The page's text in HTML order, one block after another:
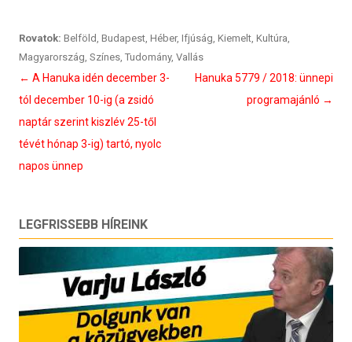
Rovatok: Belföld, Budapest, Héber, Ifjúság, Kiemelt, Kultúra,
Magyarország, Színes, Tudomány, Vallás
Bejegyzés
navigáció
← A Hanuka idén december 3-
tól december 10-ig (a zsidó
naptár szerint kiszlév 25-től
tévét hónap 3-ig) tartó, nyolc
napos ünnep
Hanuka 5779 / 2018: ünnepi
programajánló →
LEGFRISSEBB HÍREINK